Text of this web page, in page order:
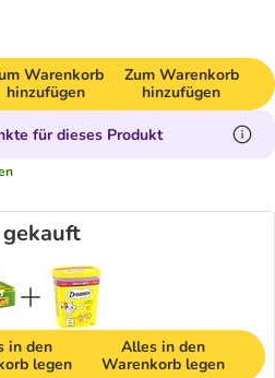
Warenkorb
hinzufügen
Zum Warenkorb
hinzufügen
für dieses Produkt
in den
legen
Alles in den
Warenkorb legen